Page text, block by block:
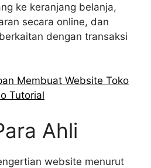
ke keranjang belanja,
secara online, dan
dengan transaksi
Membuat Website Toko
Tutorial
Ahli
website menurut